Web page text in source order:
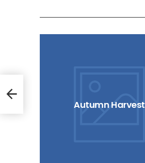
Autumn Harvest